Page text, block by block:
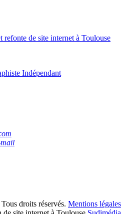
refonte de site internet à Toulouse
Indépendant
droits réservés. Mentions légales